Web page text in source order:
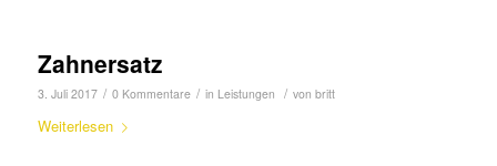
Zahnersatz
3. Juli 2017 / 0 Kommentare / in Leistungen / von britt
Weiterlesen